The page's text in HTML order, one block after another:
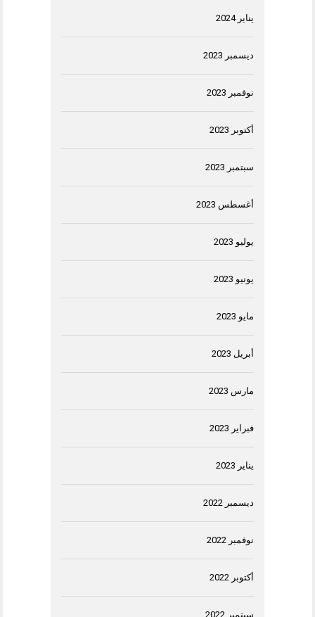
يناير 2024
ديسمبر 2023
نوفمبر 2023
أكتوبر 2023
سبتمبر 2023
أغسطس 2023
يوليو 2023
يونيو 2023
مايو 2023
أبريل 2023
مارس 2023
فبراير 2023
يناير 2023
ديسمبر 2022
نوفمبر 2022
أكتوبر 2022
سبتمبر 2022